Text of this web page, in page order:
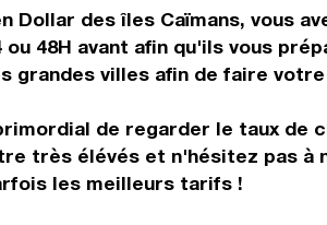
Dollar des îles Caïmans, vous
48H avant afin qu'ils vous
grandes villes afin de faire
de regarder le taux de
très élévés et n'hésitez pas
les meilleurs tarifs !